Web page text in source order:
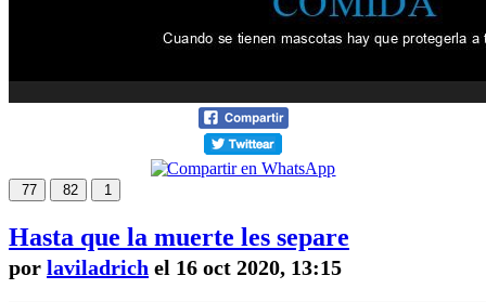
77 82 1
Hasta que la muerte les separe
por laviladrich el 16 oct 2020, 13:15